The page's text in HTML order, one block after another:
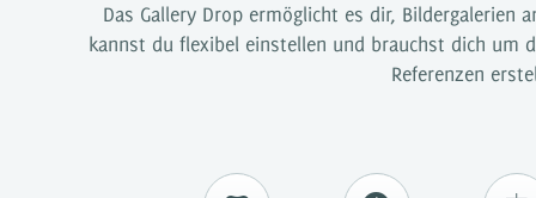
Das Gallery Drop ermöglicht es dir, Bildergalerien
kannst du flexibel einstellen und brauchst dich um
Referenzen